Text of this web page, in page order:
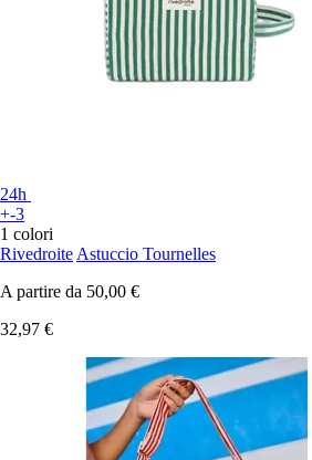
24h
+-3
1 colori
Rivedroite Astuccio Tournelles
A partire da 50,00 €
32,97 €